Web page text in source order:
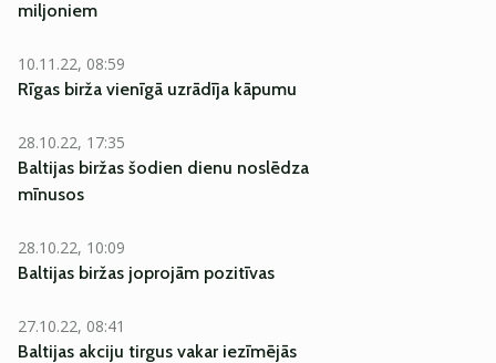
miljoniem
10.11.22, 08:59
Rīgas birža vienīgā uzrādīja kāpumu
28.10.22, 17:35
Baltijas biržas šodien dienu noslēdza
mīnusos
28.10.22, 10:09
Baltijas biržas joprojām pozitīvas
27.10.22, 08:41
Baltijas akciju tirgus vakar iezīmējās